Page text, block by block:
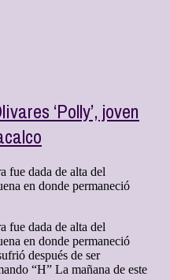
‘Polly’, joven
fue dada de alta del
en donde permaneció
fue dada de alta del
en donde permaneció
después de ser
“H” La mañana de este